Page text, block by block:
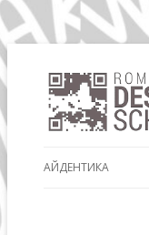
АЙДЕНТИКА